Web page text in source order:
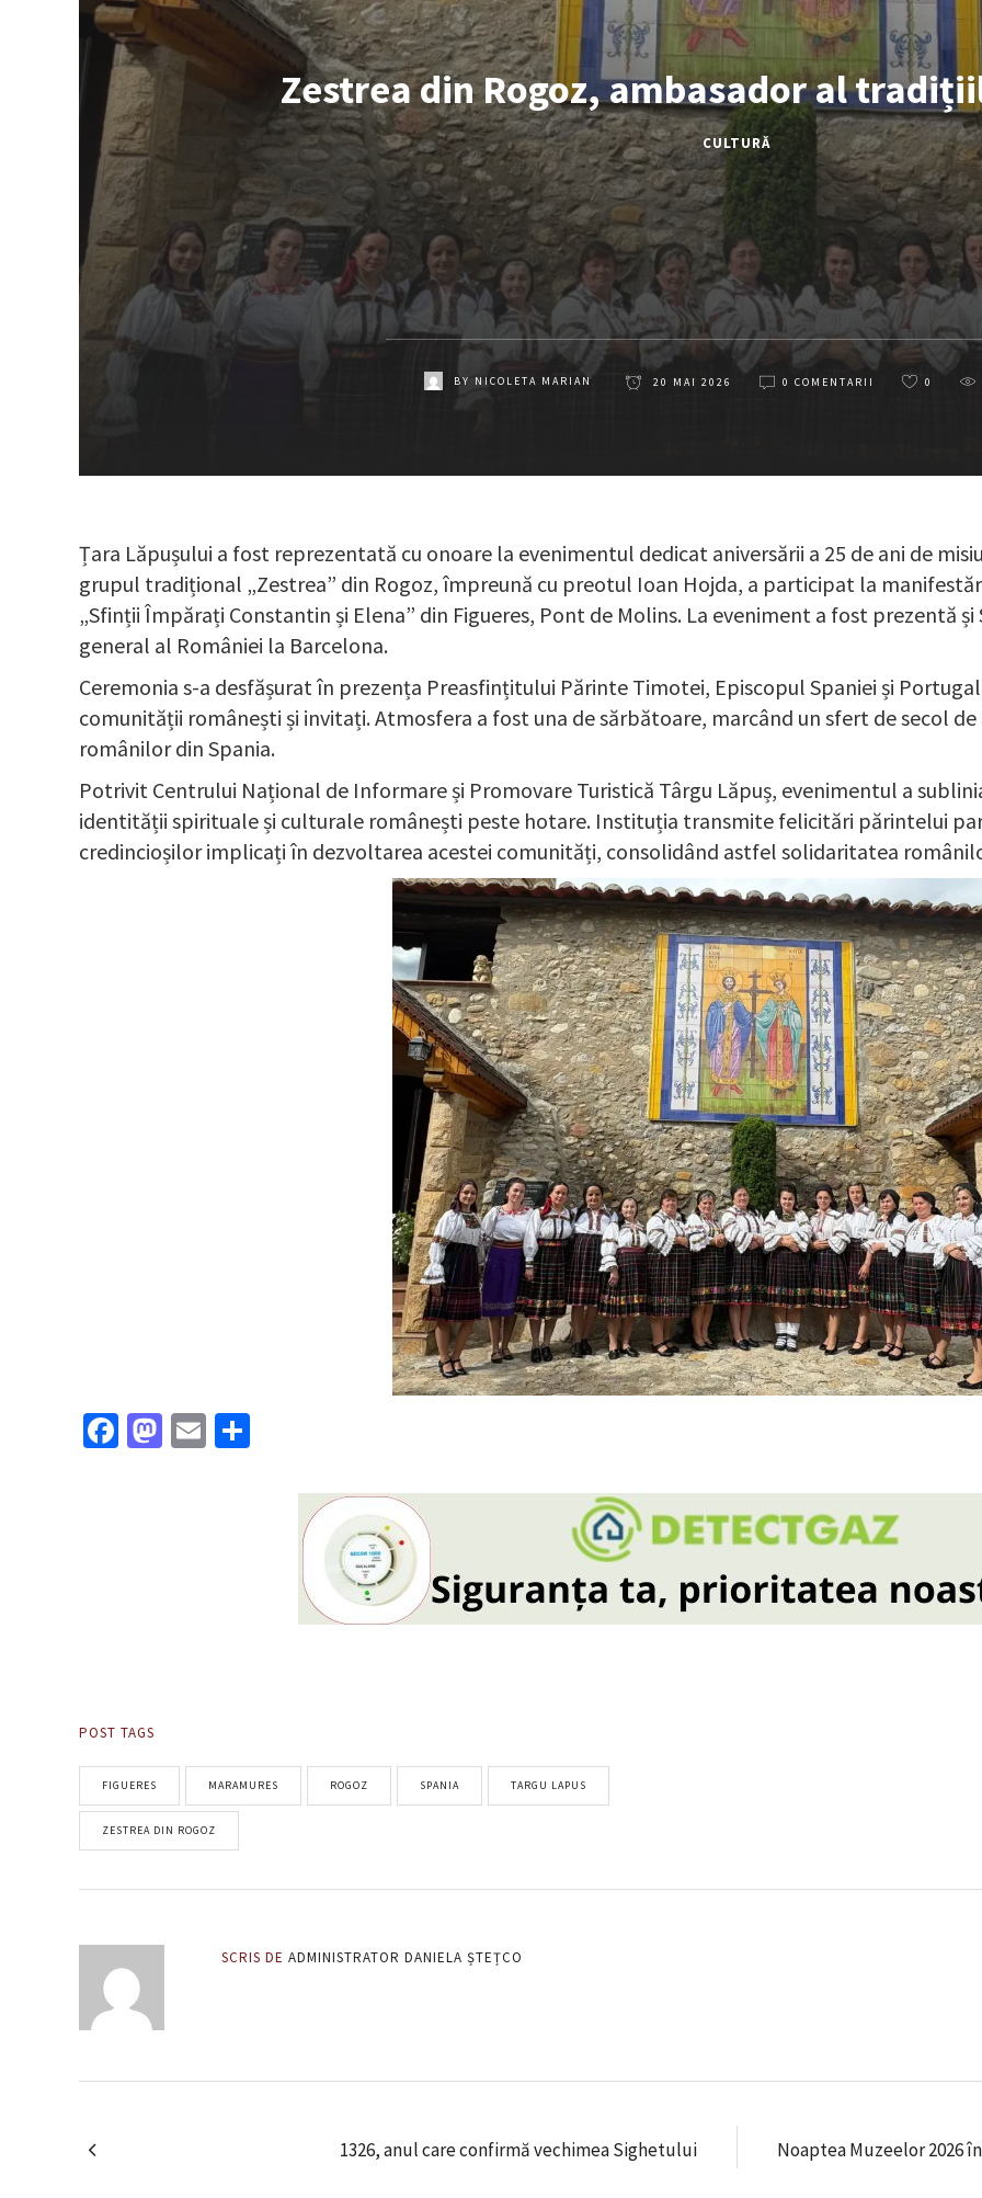
Zestrea din Rogoz, ambasador al
CULTURĂ
BY NICOLETA MARIAN 20 MAI 2026 0 COMENTARII 0
Țara Lăpușului a fost reprezentată cu onoare la evenimentul dedicat aniversării a 25 de ani de
grupul tradițional „Zestrea” din Rogoz, împreună cu preotul Ioan Hojda, a participat la
„Sfinții Împărați Constantin și Elena” din Figueres, Pont de Molins. La eveniment a fost prezentă
general al României la Barcelona.
Ceremonia s-a desfășurat în prezența Preasfințitului Părinte Timotei, Episcopul Spaniei și
comunității românești și invitați. Atmosfera a fost una de sărbătoare, marcând un sfert de secol
românilor din Spania.
Potrivit Centrului Național de Informare și Promovare Turistică Târgu Lăpuș, evenimentul a
identității spirituale și culturale românești peste hotare. Instituția transmite felicitări părintelui
credincioșilor implicați în dezvoltarea acestei comunități, consolidând astfel solidaritatea
Facebook
Mastodon
Email
POST TAGS
FIGUERES MARAMURES ROGOZ SPANIA TARGU LAPUS
ZESTREA DIN ROGOZ
SCRIS DE ADMINISTRATOR DANIELA ȘTEȚCO
1326, anul care confirmă vechimea Sighetului Noaptea Muzeelor 2026